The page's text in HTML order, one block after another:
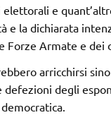
elettorali e
e la dichiarata
Forze Armate e dei
arricchirsi
defezioni degli